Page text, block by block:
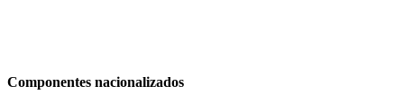
Componentes nacionalizados